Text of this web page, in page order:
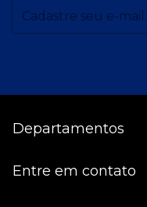
Departamentos
Entre em contato